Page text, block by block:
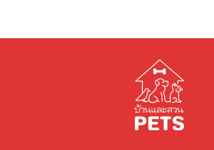
เพาะพันธุ์จำนวนมากได้สร้างความหลากหล
ทำให้บิชอง ฟริเซ่สูญเสียความพิเศษเฉพาะตัว
สัตว์เลี้ยงทั่ว ๆ ไป หลังจากสงครามโลกครั้
ชาวฝรั่งเศสได้ทำการคงไว้ซึ่งเชื้อสายของบิ
เดียวกันกับสายพันธุ์ลาบราดอร์
พันธุ์นี้เกือบจะสูญพันธุ์ไปแล้วในช่วงของการ